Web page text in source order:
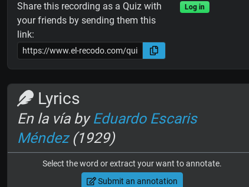
Share this recording as a Quiz with
your friends by sending them this
link:
Log in
Lyrics
En la vía byEduardo Escaris
Méndez(1929)
Select the word or extract your want to annotate.
Submit an annotation